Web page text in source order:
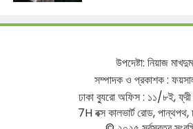
উপদেষ্টা: নিয়াজমাখদুম
সম্পাদকও প্রকাশক:
ঢাকাব্যুরোঅফিস: ১১/৮ই,ফ্রী
7Hবক্সকালভার্টরোড,পান্থপথ,